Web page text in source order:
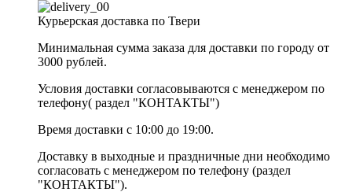
Курьерская доставка по Твери
Минимальная сумма заказа для доставки по городу от
3000 рублей.
Условия доставки согласовываются с менеджером по
телефону( раздел "КОНТАКТЫ")
Время доставки с 10:00 до 19:00.
Доставку в выходные и праздничные дни необходимо
согласовать с менеджером по телефону (раздел
"КОНТАКТЫ").